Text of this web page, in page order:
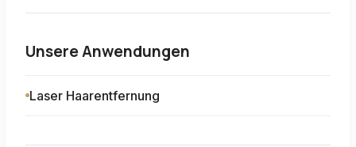
Unsere Anwendungen
Laser Haarentfernung